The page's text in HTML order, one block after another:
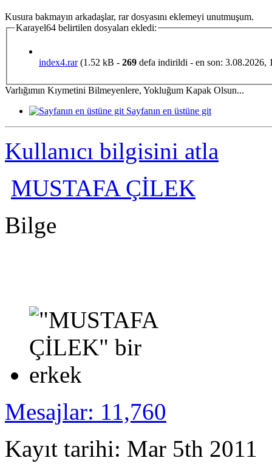
Kusura bakmayın arkadaşlar, rar dosyasını eklemeyi unutmuşum.
Karayel64 belirtilen dosyaları ekledi:
index4.rar (1.52 kB - 269 defa indirildi - en son: 3.08.2026,
Varlığımın Kıymetini Bilmeyenlere, Yokluğum Kapak Olsun...
Sayfanın en üstüne git
Kullanıcı bilgisini atla
MUSTAFA ÇİLEK
Bilge
Mesajlar: 11,760
Kayıt tarihi: Mar 5th 2011